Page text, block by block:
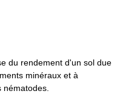
du rendement d'un sol due
minéraux et à